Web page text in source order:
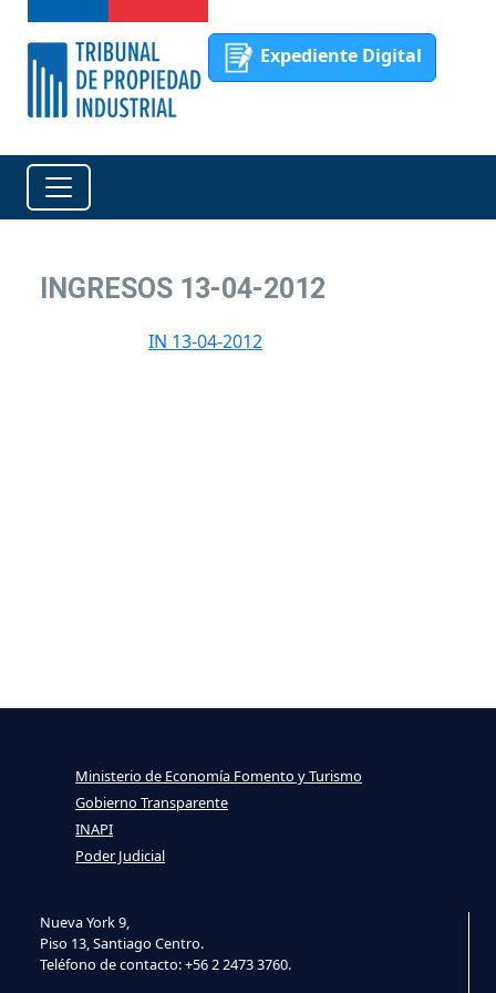
Expediente Digital
INGRESOS 13-04-2012
IN 13-04-2012
Nueva York 9,
Piso 13, Santiago Centro.
Teléfono de contacto: +56 2 2473 3760.
Ministerio de Economía Fomento y Turismo
Gobierno Transparente
INAPI
Poder Judicial